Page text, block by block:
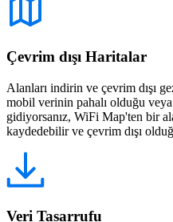
Çevrim dışı Haritalar
Alanları indirin ve çevrim dışı
mobil verinin pahalı olduğu
gidiyorsanız, WiFi Map'ten bir
kaydedebilir ve çevrim dışı
Veri Tasarrufu